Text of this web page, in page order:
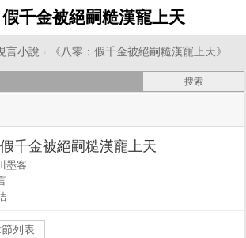
假千金被絕嗣糙漢寵上天
言小說 › 《八零：假千金被絕嗣糙漢寵上天》
千金被絕嗣糙漢寵上天
墨客
列表